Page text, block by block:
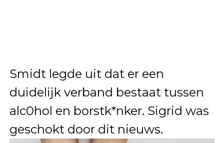
Smidt legde uit dat er een
duidelijk verband bestaat tussen
alc0hol en borstk*nker. Sigrid was
geschokt door dit nieuws.